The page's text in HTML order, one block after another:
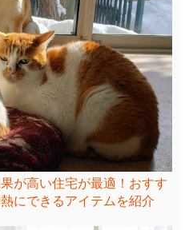
が高い住宅が最適！おすす
にできるアイテムを紹介